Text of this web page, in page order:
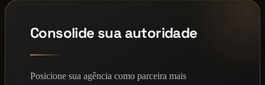
Consolide sua autoridade
Posicione sua agência como parceira mais